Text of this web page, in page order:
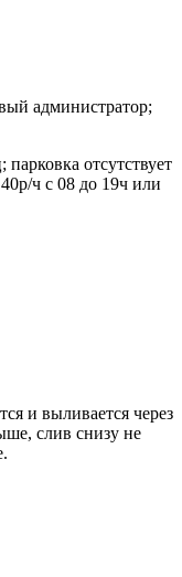
администратор;
отсутствует
ч с 08 до 19ч или
и выливается через
слив снизу не